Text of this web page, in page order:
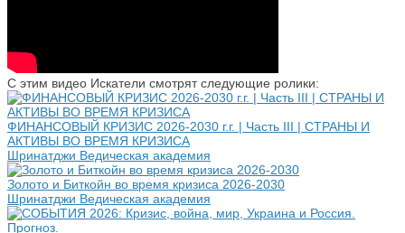
С этим видео Искатели смотрят следующие ролики:
ФИНАНСОВЫЙ КРИЗИС 2026-2030 г.г. | Часть III | СТРАНЫ И
АКТИВЫ ВО ВРЕМЯ КРИЗИСА
Шринатджи Ведическая академия
Золото и Биткойн во время кризиса 2026-2030
Шринатджи Ведическая академия